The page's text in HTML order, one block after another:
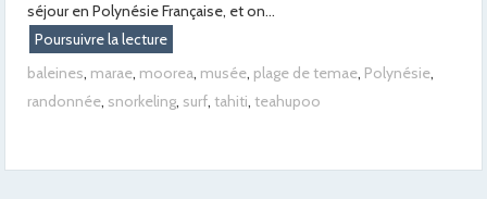
séjour en Polynésie Française, et on...
Poursuivre la lecture
baleines, marae, moorea, musée, plage de temae, Polynésie,
randonnée, snorkeling, surf, tahiti, teahupoo